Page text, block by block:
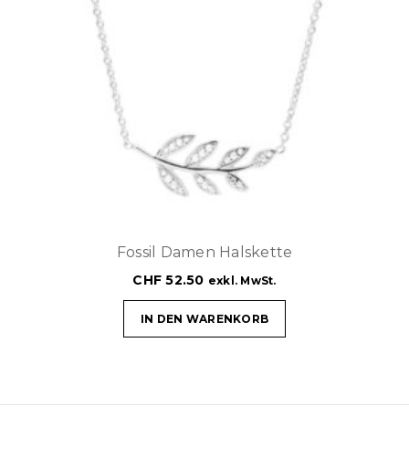
Fossil Damen Halskette
CHF 52.50 exkl. MwSt.
IN DEN WARENKORB